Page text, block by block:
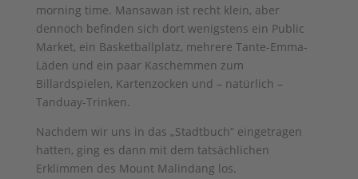
morning time. Mansawan ist recht klein, aber
dennoch befinden sich dort wenigstens ein Public
Market, ein Basketballplatz, mehrere Tante-Emma-
Läden und ein paar Kaschemmen zum
Billardspielen, Kartenzocken und – natürlich –
Tanduay-Trinken.
Nachdem wir uns in das „Stadtbuch“ eingetragen
hatten, ging es dann mit dem tatsächlichen
Erklimmen des Mount Malindang los.